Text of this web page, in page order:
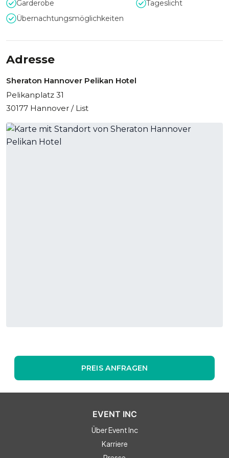
Pelikan Hotel industrielle Geschichte mit modernem
Design. Hohe Decken, Backsteinarchitektur und stilvolle
Highlights wie die historische Pelikan Bar oder das
Restaurant im Fabrikstil jedem Event einen
unverwechselbaren Charakter verleihen.
Garderobe
Tageslicht
Übernachtungsmöglichkeiten
Adresse
Sheraton Hannover Pelikan Hotel
Pelikanplatz 31
30177 Hannover / List
PREIS ANFRAGEN
EVENT INC
Über Event Inc
Karriere